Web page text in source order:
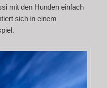
mit den Hunden einfach
sich in einem